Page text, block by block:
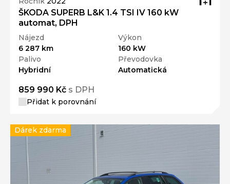
ŠKODA SUPERB L&K 1.4 TSI IV 160 kW
automat, DPH
Nájezd
6 287 km
Výkon
160 kW
Palivo
Hybridní
Převodovka
Automatická
859 990 Kč s DPH
Přidat k porovnání
Dárek zdarma